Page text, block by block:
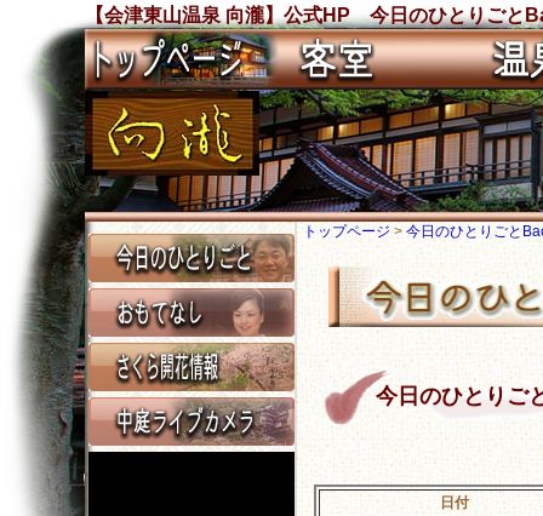
【会津東山温泉 向瀧】公式HP 今日のひとりごと
トップページ> 今日のひとりごと
今日のひとりご
日付